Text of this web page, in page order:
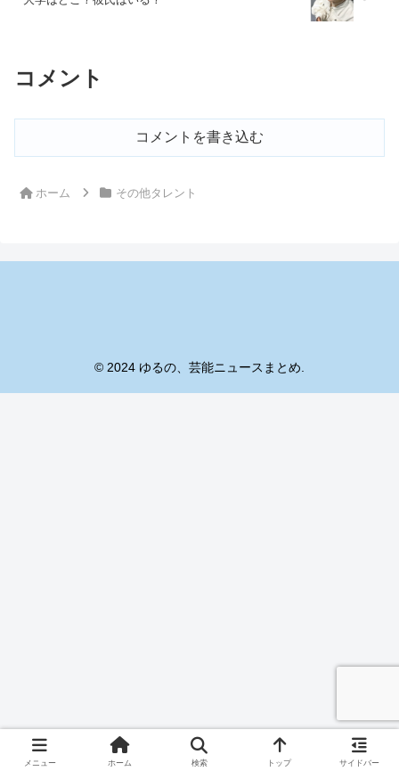
コメント
コメントを書き込む
ホーム その他タレント
© 2024 ゆるの、芸能ニュースまとめ.
メニュー ホーム 検索 トップ サイドバー